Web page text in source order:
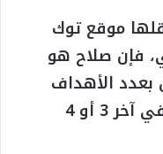
موقع توك
فإن صلاح هو
بعدد الأهداف
التي يُسجلها للفريق بانتظام في آخر 3 أو 4